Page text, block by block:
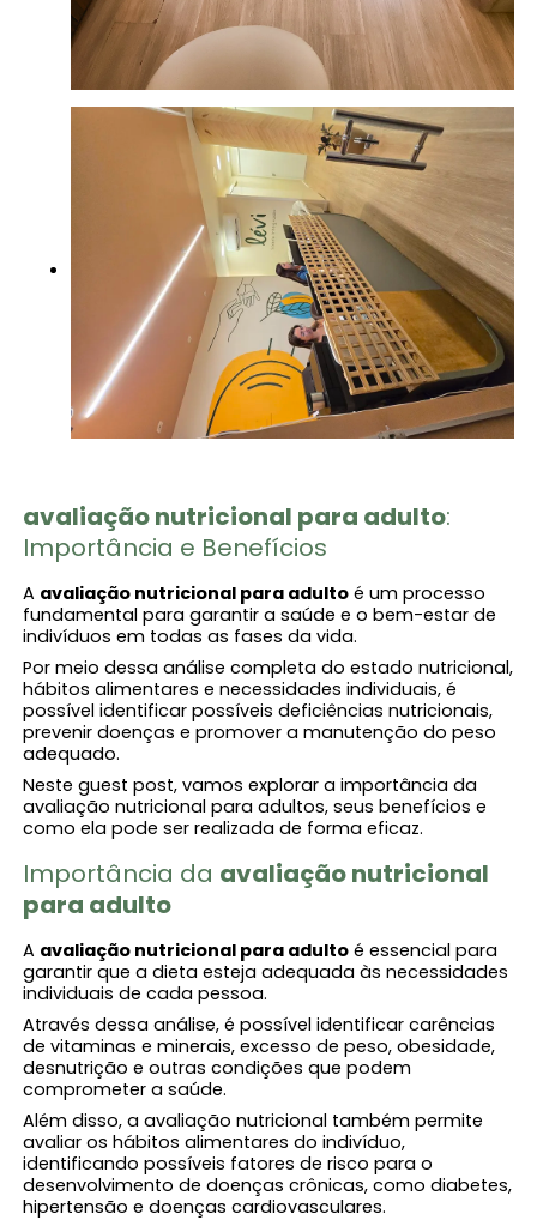
avaliação nutricional para adulto​:
Importância e Benefícios
A avaliação nutricional para adulto​ é um processo
fundamental para garantir a saúde e o bem-estar de
indivíduos em todas as fases da vida.
Por meio dessa análise completa do estado nutricional,
hábitos alimentares e necessidades individuais, é
possível identificar possíveis deficiências nutricionais,
prevenir doenças e promover a manutenção do peso
adequado.
Neste guest post, vamos explorar a importância da
avaliação nutricional para adultos, seus benefícios e
como ela pode ser realizada de forma eficaz.
Importância da avaliação nutricional
para adulto​
A avaliação nutricional para adulto​ é essencial para
garantir que a dieta esteja adequada às necessidades
individuais de cada pessoa.
Através dessa análise, é possível identificar carências
de vitaminas e minerais, excesso de peso, obesidade,
desnutrição e outras condições que podem
comprometer a saúde.
Além disso, a avaliação nutricional também permite
avaliar os hábitos alimentares do indivíduo,
identificando possíveis fatores de risco para o
desenvolvimento de doenças crônicas, como diabetes,
hipertensão e doenças cardiovasculares.